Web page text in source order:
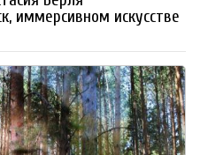
иммерсивном искусстве